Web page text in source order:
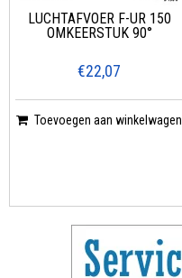
LUCHTAFVOER F-UR 150
OMKEERSTUK 90°
€22,07
Toevoegen aan winkelwagen